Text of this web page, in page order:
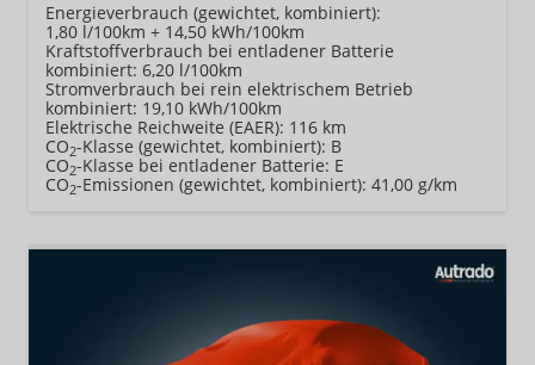
Energieverbrauch (gewichtet, kombiniert):
1,80 l/100km + 14,50 kWh/100km
Kraftstoffverbrauch bei entladener Batterie
kombiniert: 6,20 l/100km
Stromverbrauch bei rein elektrischem Betrieb
kombiniert: 19,10 kWh/100km
Elektrische Reichweite (EAER): 116 km
CO2-Klasse (gewichtet, kombiniert): B
CO2-Klasse bei entladener Batterie: E
CO2-Emissionen (gewichtet, kombiniert): 41,00 g/km